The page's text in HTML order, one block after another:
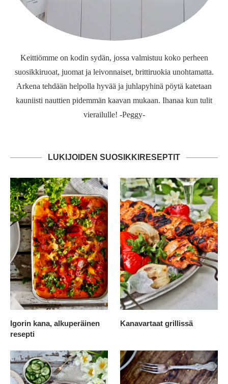
Keittiömme on kodin sydän, jossa valmistuu koko perheen
suosikkiruoat, juomat ja leivonnaiset, brittiruokia unohtamatta.
Arkena tehdään helpolla hyvää ja juhlapyhinä pöytä katetaan
kauniisti nauttien pidemmän kaavan mukaan. Ihanaa kun tulit
vierailulle! -Peggy-
LUKIJOIDEN SUOSIKKIRESEPTIT
Igorin kana, alkuperäinen
resepti
Kanavartaat grillissä